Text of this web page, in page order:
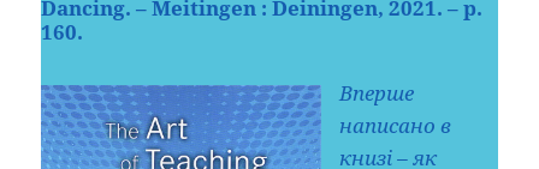
Dancing. – Meitingen : Deiningen, 2021. – p.
160.
Вперше
написано в
книзі – як